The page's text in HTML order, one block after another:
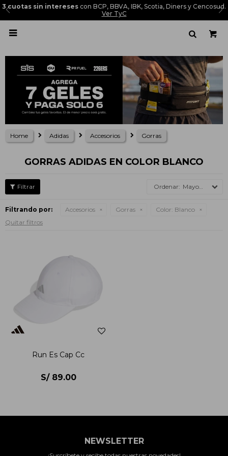
3 cuotas sin intereses con BCP, BBVA, IBK, Scotia, Diners y Cencosud.
Ver TyC

Home Adidas Accesorios Gorras
GORRAS ADIDAS EN COLOR BLANCO
Mayor precio
Filtrando por: Accesorios Gorras Color: Blanco
Quitar filtros
Run Es Cap Cc
S/ 89.00
NEWSLETTER